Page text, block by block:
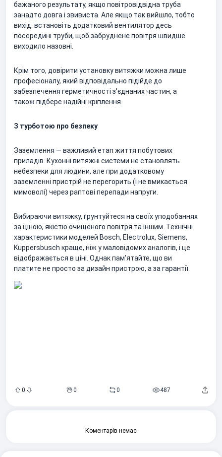
бажаного результату, якщо повітровідвідна труба
занадто довга і звивиста. Але якщо так вийшло, тобто
вихід: встановіть додатковий вентилятор десь
посередині труби, щоб забруднене повітря швидше
виходило назовні.
Крім того, довірити установку витяжки можна лише
професіоналу, який відповідально підійде до
забезпечення герметичності з'єднаних частин, а
також підбере надійні кріплення.
З турботою про безпеку
Заземлення — важливий етап життя побутових
приладів. Кухонні витяжні системи не становлять
небезпеки для людини, але при додатковому
заземленні пристрій не перегорить (і не вмикається
мимоволі) через раптові перепади напруги.
Вибираючи витяжку, ґрунтуйтеся на своїх уподобаннях
за ціною, якістю очищеного повітря та іншим. Технічні
характеристики моделей Bosch, Electrolux, Siemens,
Kuppersbusch краще, ніж у маловідомих аналогів, і це
відображається в ціні. Однак пам'ятайте, що ви
платите не просто за дизайн пристрою, а за гарантії.
0 0 0 487
Коментарів немає